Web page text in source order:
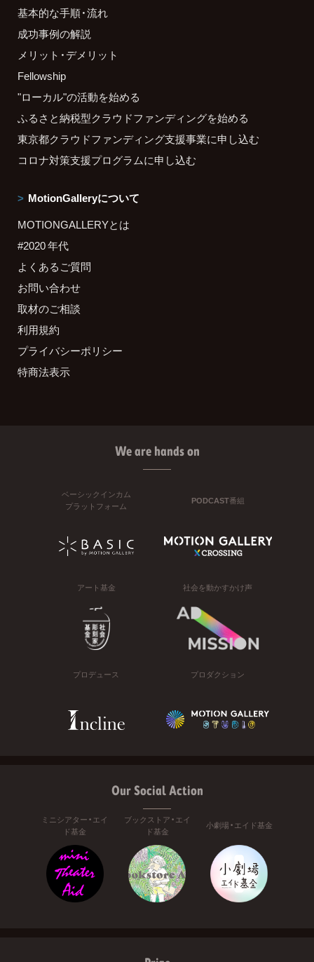
基本的な手順・流れ
成功事例の解説
メリット・デメリット
Fellowship
"ローカル"の活動を始める
ふるさと納税型クラウドファンディングを始める
東京都クラウドファンディング支援事業に申し込む
コロナ対策支援プログラムに申し込む
MotionGalleryについて
MOTIONGALLERYとは
#2020 年代
よくあるご質問
お問い合わせ
取材のご相談
利用規約
プライバシーポリシー
特商法表示
We are hands on
ベーシックインカム
プラットフォーム
PODCAST番組
アート基金 社会を動かすかけ声
プロデュース プロダクション
Our Social Action
ミニシアター・エイ
ド基金
ブックストア・エイ
ド基金
小劇場・エイド基金